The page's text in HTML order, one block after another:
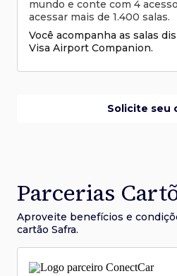
mundo e conte com 4
acessar mais de 1.400 salas.
Você acompanha as salas
Visa Airport Companion.
Solicite seu
Parcerias
Aproveite benefícios e
cartão Safra.